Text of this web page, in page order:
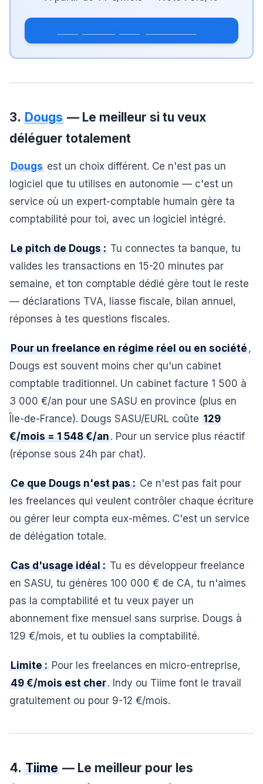
3. Dougs — Le meilleur si tu veux
déléguer totalement
Dougs est un choix différent. Ce n'est pas un
logiciel que tu utilises en autonomie — c'est un
service où un expert-comptable humain gère ta
comptabilité pour toi, avec un logiciel intégré.
Le pitch de Dougs : Tu connectes ta banque, tu
valides les transactions en 15-20 minutes par
semaine, et ton comptable dédié gère tout le reste
— déclarations TVA, liasse fiscale, bilan annuel,
réponses à tes questions fiscales.
Pour un freelance en régime réel ou en société,
Dougs est souvent moins cher qu'un cabinet
comptable traditionnel. Un cabinet facture 1 500 à
3 000 €/an pour une SASU en province (plus en
Île-de-France). Dougs SASU/EURL coûte 129
€/mois = 1 548 €/an. Pour un service plus réactif
(réponse sous 24h par chat).
Ce que Dougs n'est pas : Ce n'est pas fait pour
les freelances qui veulent contrôler chaque écriture
ou gérer leur compta eux-mêmes. C'est un service
de délégation totale.
Cas d'usage idéal : Tu es développeur freelance
en SASU, tu génères 100 000 € de CA, tu n'aimes
pas la comptabilité et tu veux payer un
abonnement fixe mensuel sans surprise. Dougs à
129 €/mois, et tu oublies la comptabilité.
Limite : Pour les freelances en micro-entreprise,
49 €/mois est cher. Indy ou Tiime font le travail
gratuitement ou pour 9-12 €/mois.
4. Tiime — Le meilleur pour les